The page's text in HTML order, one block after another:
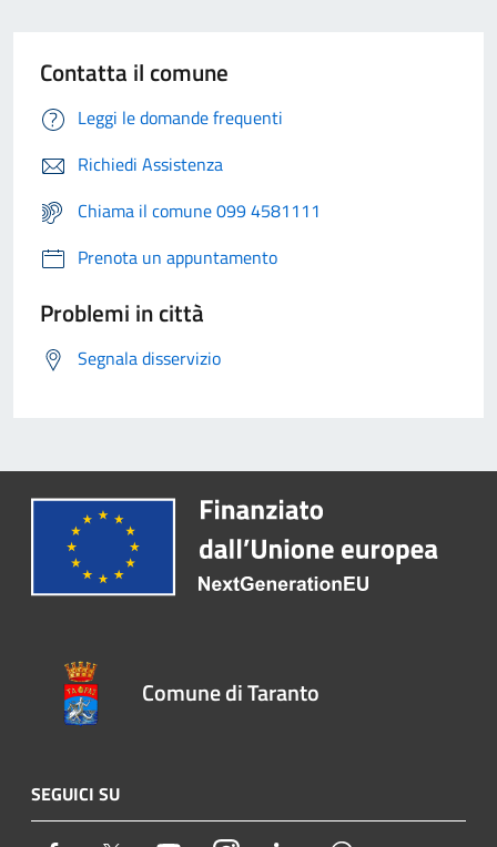
Contatta il comune
Leggi le domande frequenti
Richiedi Assistenza
Chiama il comune 099 4581111
Prenota un appuntamento
Problemi in città
Segnala disservizio
Comune di Taranto
SEGUICI SU